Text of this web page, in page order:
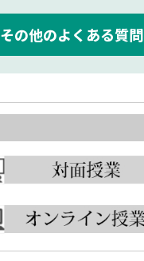
その他のよくある質問